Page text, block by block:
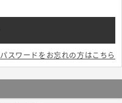
パスワードをお忘れの方はこちら